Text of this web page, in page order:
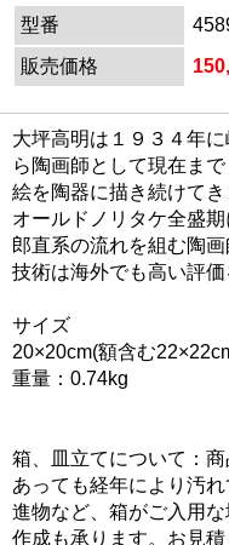
型番
販売価格
大坪高明は１９３４年
ら陶画師として現在ま
絵を陶器に描き続けてき
オールドノリタケ全盛
郎直系の流れを組む陶
技術は海外でも高い評価
サイズ
20×20cm(額含む
重量：0.74kg
箱、皿立てについて：
あっても経年により汚
進物など、箱がご入用
作成も承ります。お見